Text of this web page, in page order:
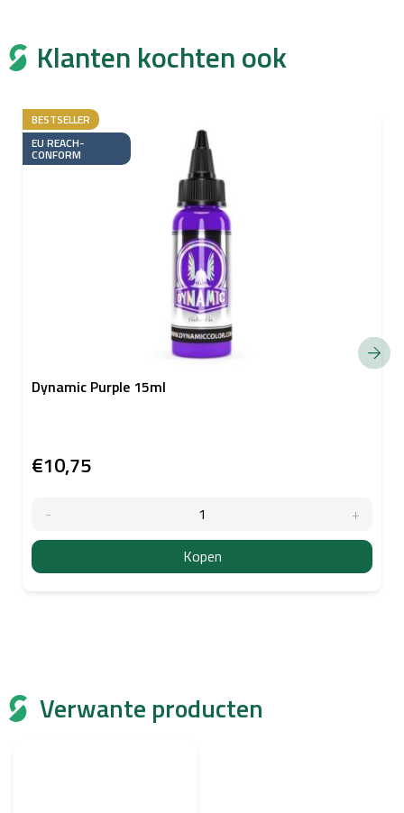
Verwante producten
Klanten kochten ook
BESTSELLER
EU REACH-
CONFORM
Dynamic Purple 15ml
€10,75
Kopen